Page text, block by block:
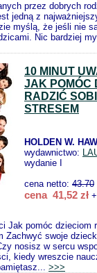
przez dobrych
jedną z
myślą, że jeśli nie
Nic bardziej
10 MINUT
JAK POMÓC
RADZIĆ
STRESEM
HOLDEN W.
wydawnictwo:
wydanie I
cena netto: 43.70
cena 41,52 zł
Jak pomóc dzieciom
Zachwyć swoje
nosisz w sercu
kiedy wreszcie
>>>